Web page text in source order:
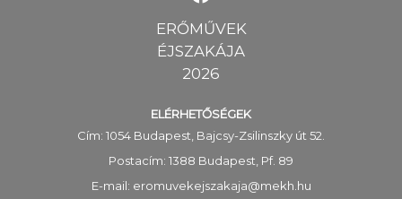
ERŐMŰVEK
ÉJSZAKÁJA
2026
ELÉRHETŐSÉGEK
Cím: 1054 Budapest, Bajcsy-Zsilinszky út 52.
Postacím: 1388 Budapest, Pf. 89
E-mail: eromuvekejszakaja@mekh.hu